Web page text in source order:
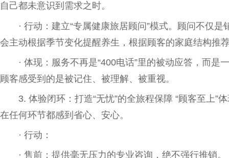
自己都未意识到需求之时。
· 行动：建立“专属健康旅居顾问”模式。顾问不仅
会主动根据季节变化提醒养生，根据顾客的家庭结构推
· 体现：服务不再是“400电话”里的被动应答，而是
顾客感受到的是被记住、被理解、被重视。
3. 体验闭环：打造“无忧”的全旅程保障 “顾客至上
在任何环节都感到省心、安心。
· 行动：
· 售前：提供毫无压力的专业咨询，绝不强行推销。